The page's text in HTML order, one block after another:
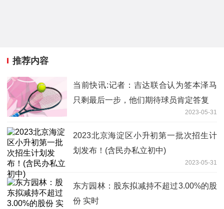
推荐内容
当前快讯:记者：吉达联合认为签本泽马
只剩最后一步，他们期待球员肯定答复
2023-05-31
2023北京海淀区小升初第一批次招生计
划发布！(含民办私立初中)
2023-05-31
东方园林：股东拟减持不超过3.00%的股
份 实时